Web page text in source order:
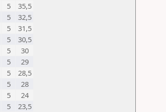
5
35,5
5
32,5
5
31,5
5
30,5
5
30
5
29
5
28,5
5
28
5
24
5
23,5